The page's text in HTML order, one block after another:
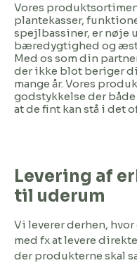
Vores
plantekasser,
spejlbassiner, er nøje
bæredygtighed og
Med os som din
der ikke blot beriger
mange år. Vores
godstykkelse der
at de fint kan stå i det
Levering af
til uderum
Vi leverer derhen,
med fx at levere
der produkterne skal